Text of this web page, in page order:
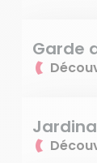
Garde